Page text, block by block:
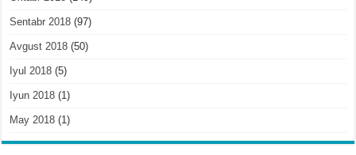
Sentabr 2018 (97)
Avgust 2018 (50)
Iyul 2018 (5)
Iyun 2018 (1)
May 2018 (1)